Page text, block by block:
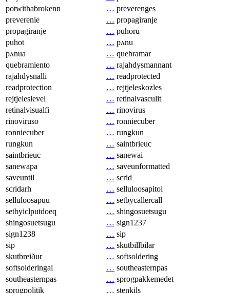
potwithabrokenn
… preverenges
preverenie
… propagiranje
propagiranje
… puhoru
puhot
… pʌnu
pʌnua
… quebramar
quebramiento
… rajahdysmannant
rajahdysnalli
… readprotected
readprotection
… rejtjeleskozles
rejtjeleslevel
… retinalvasculit
retinalvisualfi
… rinovirus
rinoviruso
… ronniecuber
ronniecuber
… rungkun
rungkun
… saintbrieuc
saintbrieuc
… sanewai
sanewapa
… saveunformatted
saveuntil
… scrid
scridarh
… selluloosapitoi
selluloosapuu
… setbycallercall
setbyiclputdoeq
… shingosuetsugu
shingosuetsugu
… sign1237
sign1238
… sip
sip
… skutbillbilar
skutbreiður
… softsoldering
softsolderingal
… southeasternpas
southeasternpas
… sprogpakkemedet
sprogpolitik
… stenkils